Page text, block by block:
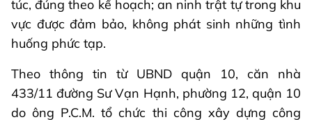
túc, đúng theo kế hoạch; an ninh trật tự trong khu
vực được đảm bảo, không phát sinh những tình
huống phức tạp.
Theo thông tin từ UBND quận 10, căn nhà
433/11 đường Sư Vạn Hạnh, phường 12, quận 10
do ông P.C.M. tổ chức thi công xây dựng công